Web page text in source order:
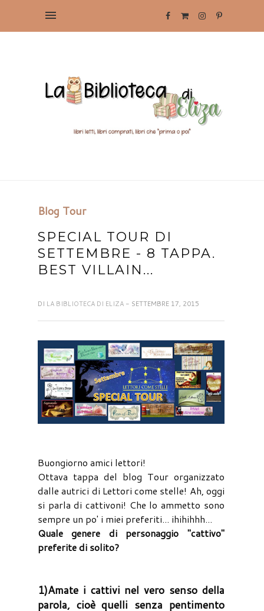
Blog Tour
SPECIAL TOUR DI
SETTEMBRE - 8 TAPPA.
BEST VILLAIN...
DI LA BIBLIOTECA DI ELIZA - SETTEMBRE 17, 2015
Buongiorno amici lettori!
Ottava tappa del blog Tour organizzato
dalle autrici di Lettori come stelle! Ah, oggi
si parla di cattivoni! Che lo ammetto sono
sempre un po' i miei preferiti... ihihihhh...
Quale genere di personaggio "cattivo"
preferite di solito?
1)Amate i cattivi nel vero senso della
parola, cioè quelli senza pentimento